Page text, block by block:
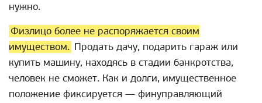
нужно.
Физлицо более не распоряжается своим
имуществом. Продать дачу, подарить гараж или
купить машину, находясь в стадии банкротства,
человек не сможет. Как и долги, имущественное
положение фиксируется — финуправляющий